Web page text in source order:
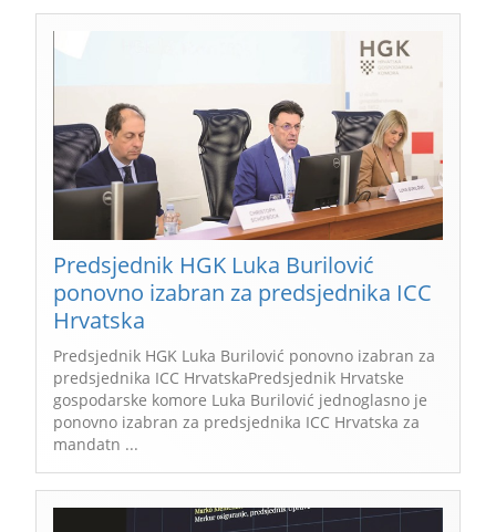
Predsjednik HGK Luka Burilović
ponovno izabran za predsjednika ICC
Hrvatska
Predsjednik HGK Luka Burilović ponovno izabran za
predsjednika ICC HrvatskaPredsjednik Hrvatske
gospodarske komore Luka Burilović jednoglasno je
ponovno izabran za predsjednika ICC Hrvatska za
mandatn ...